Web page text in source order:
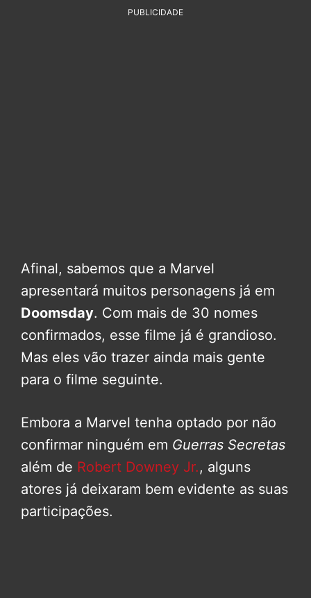
PUBLICIDADE
Afinal, sabemos que a Marvel
apresentará muitos personagens já em
Doomsday. Com mais de 30 nomes
confirmados, esse filme já é grandioso.
Mas eles vão trazer ainda mais gente
para o filme seguinte.
Embora a Marvel tenha optado por não
confirmar ninguém em Guerras Secretas
além de Robert Downey Jr., alguns
atores já deixaram bem evidente as suas
participações.